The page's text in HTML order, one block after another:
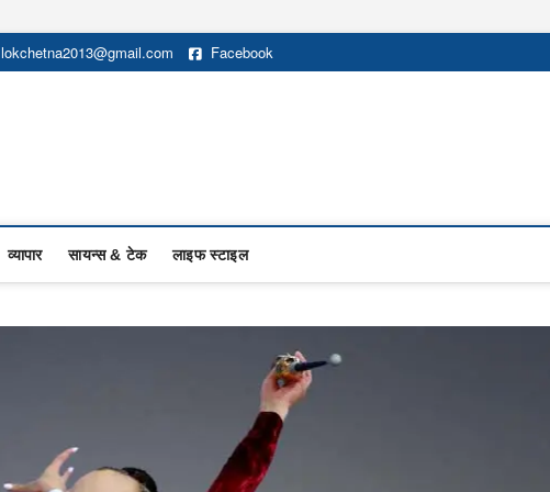
lokchetna2013@gmail.com Facebook
व्यापार सायन्स & टेक लाइफ स्टाइल